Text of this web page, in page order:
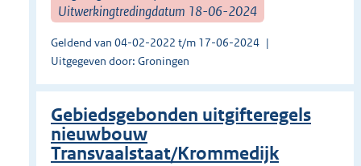
Uitwerkingtredingdatum 18-06-2024
Geldend van 04-02-2022 t/m 17-06-2024
Uitgegeven door: Groningen
Gebiedsgebonden uitgifteregels
nieuwbouw
Transvaalstaat/Krommedijk